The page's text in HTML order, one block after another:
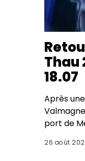
Thau
18.07
Après
port de
26 août